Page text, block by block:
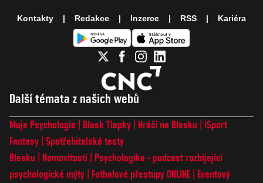
Další témata z našich webů
Moje Psychologie Blesk Tlapky Hráči na Blesku
iSport
Fantasy Spotřebitelské testy
Blesku
Nemovitosti
Psychologika - podcast rozbíjející
psychologické mýty
Fotbalové přestupy ONLINE
Eventový
Kontakty Redakce Inzerce RSS Kariéra